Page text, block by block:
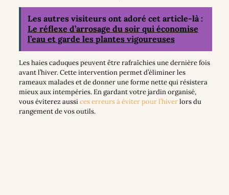
Les autres visiteurs ont adoré cet article-là :
Le réflexe d’arrosage du soir qui économise
l’eau et garde les plantes vigoureuses
Les haies caduques peuvent être rafraîchies une dernière fois
avant l’hiver. Cette intervention permet d’éliminer les
rameaux malades et de donner une forme nette qui résistera
mieux aux intempéries. En gardant votre jardin organisé,
vous éviterez aussices erreurs à éviter pour l’hiverlors du
rangement de vos outils.